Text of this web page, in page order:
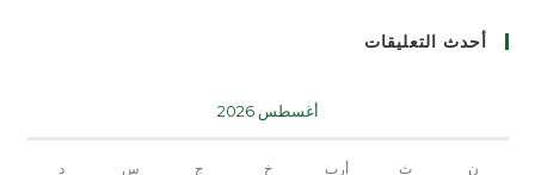
أحدث التعليقات
أغسطس 2026
ن ث أرب خ ج س د